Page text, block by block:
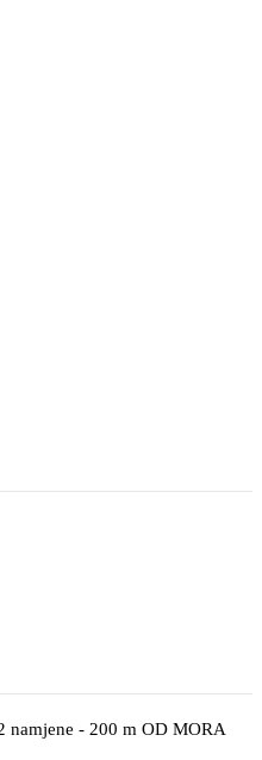
namjene - 200 m OD MORA